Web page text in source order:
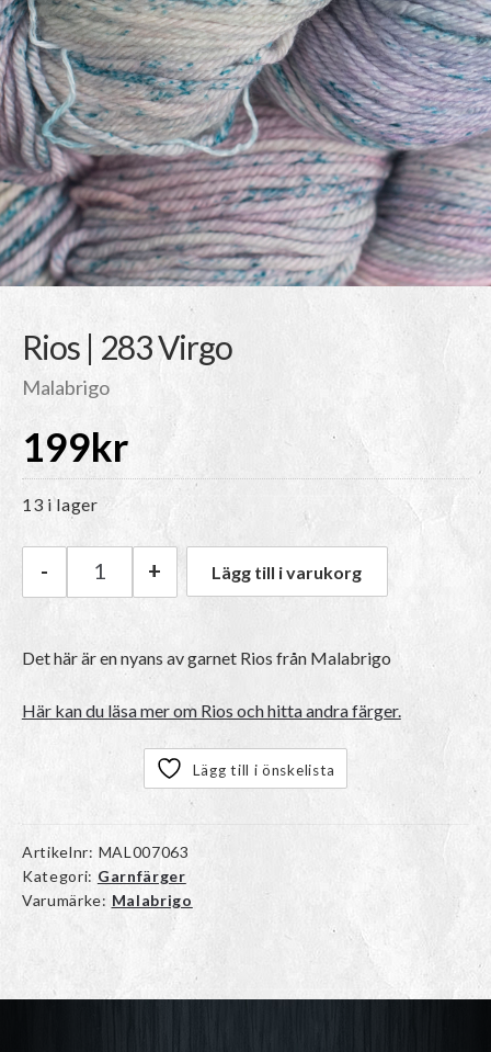
Rios | 283 Virgo
Malabrigo
199kr
13 i lager
Malabrigo Rios | 283 Virgo mängd
- + Lägg till i varukorg
Det här är en nyans av garnet Rios från Malabrigo
Här kan du läsa mer om Rios och hitta andra färger.
Lägg till i önskelista
Artikelnr: MAL007063
Kategori: Garnfärger
Varumärke: Malabrigo